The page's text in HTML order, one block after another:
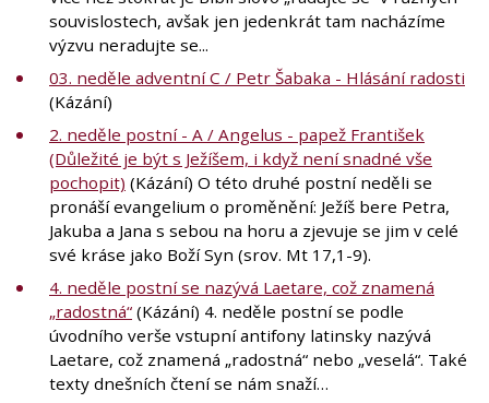
souvislostech, avšak jen jedenkrát tam nacházíme
výzvu neradujte se...
03. neděle adventní C / Petr Šabaka - Hlásání radosti
(Kázání)
2. neděle postní - A / Angelus - papež František
(Důležité je být s Ježíšem, i když není snadné vše
pochopit) (Kázání) O této druhé postní neděli se
pronáší evangelium o proměnění: Ježíš bere Petra,
Jakuba a Jana s sebou na horu a zjevuje se jim v celé
své kráse jako Boží Syn (srov. Mt 17,1-9).
4. neděle postní se nazývá Laetare, což znamená
„radostná“ (Kázání) 4. neděle postní se podle
úvodního verše vstupní antifony latinsky nazývá
Laetare, což znamená „radostná“ nebo „veselá“. Také
texty dnešních čtení se nám snaží…